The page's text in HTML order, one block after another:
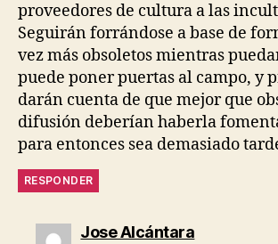
proveedores de cultura a las
Seguirán forrándose a base de
vez más obsoletos mientras
puede poner puertas al campo, y
darán cuenta de que mejor que
difusión deberían haberla
para entonces sea demasiado
RESPONDER
Jose Alcántaradice: